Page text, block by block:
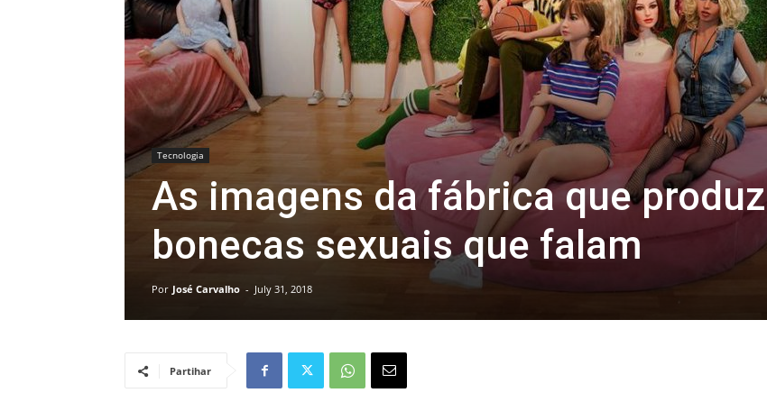
Tecnologia
As imagens da fábrica que produz
bonecas sexuais que falam
Por José Carvalho - July 31, 2018
Partihar